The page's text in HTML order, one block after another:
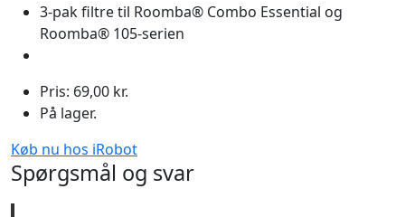
3-pak filtre til Roomba® Combo Essential og
Roomba® 105-serien
Pris: 69,00 kr.
På lager.
Køb nu hos iRobot
Spørgsmål og svar